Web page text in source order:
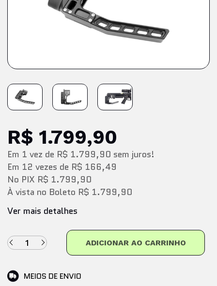
R$ 1.799,90
Em 1 vez de R$ 1.799,90 sem juros!
Em 12 vezes de R$ 166,49
No PIX R$ 1.799,90
À vista no Boleto R$ 1.799,90
Ver mais detalhes
ADICIONAR AO CARRINHO
MEIOS DE ENVIO